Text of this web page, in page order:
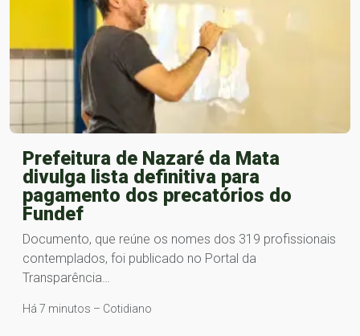
Prefeitura de Nazaré da Mata
divulga lista definitiva para
pagamento dos precatórios do
Fundef
Documento, que reúne os nomes dos 319 profissionais
contemplados, foi publicado no Portal da
Transparência…
Há 7 minutos – Cotidiano